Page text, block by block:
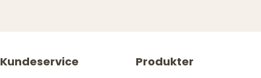
Kundeservice Produkter